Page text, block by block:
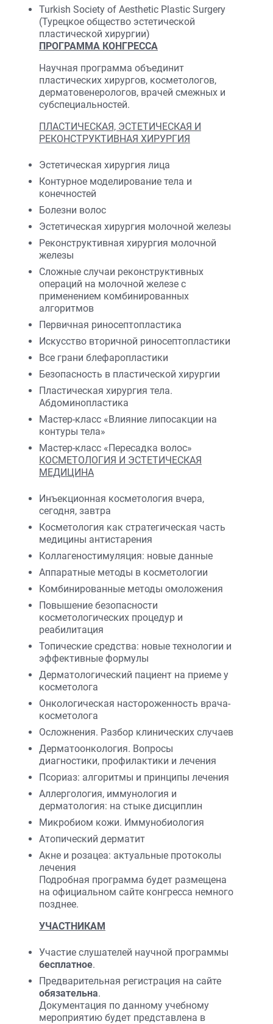
Turkish Society of Aesthetic Plastic Surgery
(Турецкое общество эстетической
пластической хирургии)
ПРОГРАММА КОНГРЕССА
Научная программа объединит
пластических хирургов, косметологов,
дерматовенерологов, врачей смежных и
субспециальностей.
ПЛАСТИЧЕСКАЯ, ЭСТЕТИЧЕСКАЯ И
РЕКОНСТРУКТИВНАЯ ХИРУРГИЯ
Эстетическая хирургия лица
Контурное моделирование тела и
конечностей
Болезни волос
Эстетическая хирургия молочной железы
Реконструктивная хирургия молочной
железы
Сложные случаи реконструктивных
операций на молочной железе с
применением комбинированных
алгоритмов
Первичная риносептопластика
Искусство вторичной риносептопластики
Все грани блефаропластики
Безопасность в пластической хирургии
Пластическая хирургия тела.
Абдоминопластика
Мастер-класс «Влияние липосакции на
контуры тела»
Мастер-класс «Пересадка волос»
КОСМЕТОЛОГИЯ И ЭСТЕТИЧЕСКАЯ
МЕДИЦИНА
Инъекционная косметология вчера,
сегодня, завтра
Косметология как стратегическая часть
медицины антистарения
Коллагеностимуляция: новые данные
Аппаратные методы в косметологии
Комбинированные методы омоложения
Повышение безопасности
косметологических процедур и
реабилитация
Топические средства: новые технологии и
эффективные формулы
Дерматологический пациент на приеме у
косметолога
Онкологическая настороженность врача-
косметолога
Осложнения. Разбор клинических случаев
Дерматоонкология. Вопросы
диагностики, профилактики и лечения
Псориаз: алгоритмы и принципы лечения
Аллергология, иммунология и
дерматология: на стыке дисциплин
Микробиом кожи. Иммунобиология
Атопический дерматит
Акне и розацеа: актуальные протоколы
лечения
Подробная программа будет размещена
на официальном сайте конгресса немного
позднее.
УЧАСТНИКАМ
Участие слушателей научной программы
бесплатное.
Предварительная регистрация на сайте
обязательна.
Документация по данному учебному
мероприятию будет представлена в